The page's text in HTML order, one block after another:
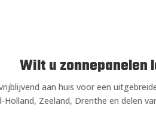
Wilt u zonnepanelen
aan huis voor een
Holland, Zeeland, Drenthe en delen